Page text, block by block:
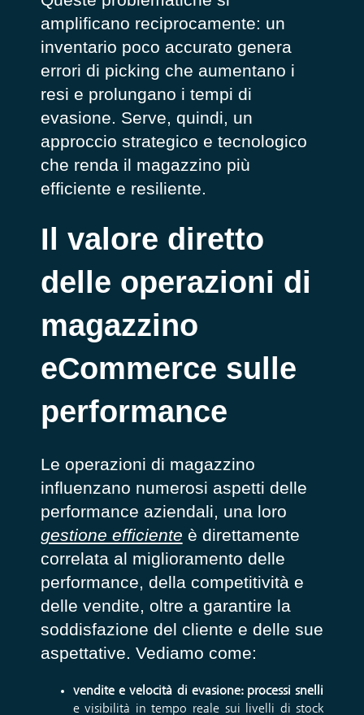
amplificano reciprocamente: un
inventario poco accurato genera
errori di picking che aumentano i
resi e prolungano i tempi di
evasione. Serve, quindi, un
approccio strategico e tecnologico
che renda il magazzino più
efficiente e resiliente.
Il valore diretto
delle operazioni di
magazzino
eCommerce sulle
performance
Le operazioni di magazzino
influenzano numerosi aspetti delle
performance aziendali, una loro
gestione efficiente è direttamente
correlata al miglioramento delle
performance, della competitività e
delle vendite, oltre a garantire la
soddisfazione del cliente e delle sue
aspettative. Vediamo come:
vendite e velocità di evasione: processi snelli
e visibilità in tempo reale sui livelli di stock